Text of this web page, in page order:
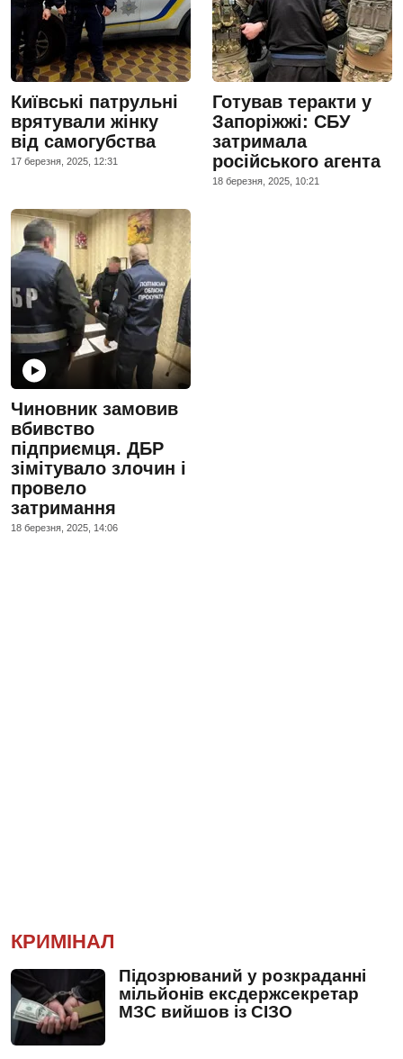
Київські патрульні
врятували жінку
від самогубства
17 березня, 2025, 12:31
Готував теракти у
Запоріжжі: СБУ
затримала
російського агента
18 березня, 2025, 10:21
Чиновник замовив
вбивство
підприємця. ДБР
зімітувало злочин і
провело
затримання
18 березня, 2025, 14:06
КРИМІНАЛ
Підозрюваний у розкраданні
мільйонів ексдержсекретар
МЗС вийшов із СІЗО